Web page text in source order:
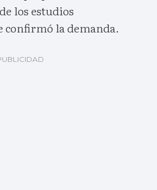
los estudios
confirmó la demanda.